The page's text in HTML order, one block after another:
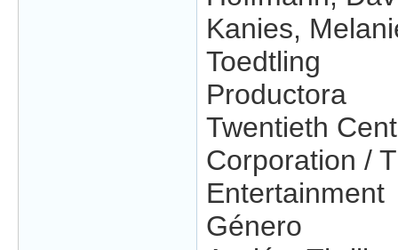
Kanies,
Toedtling
Productora
Twentieth
Corporation /
Entertainment
Género